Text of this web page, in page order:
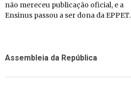
não mereceu publicação oficial, e a
Ensinus passou a ser dona da EPPET.
Assembleia da República